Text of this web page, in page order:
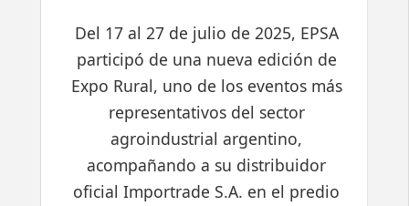
Del 17 al 27 de julio de 2025, EPSA
participó de una nueva edición de
Expo Rural, uno de los eventos más
representativos del sector
agroindustrial argentino,
acompañando a su distribuidor
oficial Importrade S.A. en el predio